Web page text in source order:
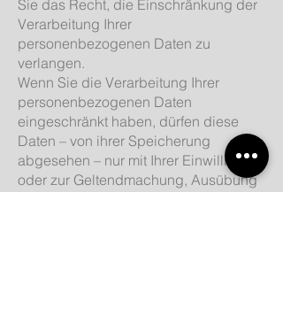
Sie das Recht, die Einschränkung der
Verarbeitung Ihrer
personenbezogenen Daten zu
verlangen.
Wenn Sie die Verarbeitung Ihrer
personenbezogenen Daten
eingeschränkt haben, dürfen diese
Daten – von ihrer Speicherung
abgesehen – nur mit Ihrer Einwilligung
oder zur Geltendmachung, Ausübung